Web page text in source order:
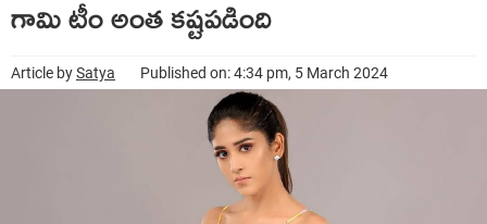
గామి టీం అంత కష్టపడింది
Article bySatya Published on: 4:34 pm, 5 March 2024